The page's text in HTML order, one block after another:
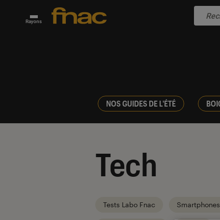
Rayons
NOS GUIDES DE L'ÉTÉ
Tech
Tests Labo Fnac Smartphones